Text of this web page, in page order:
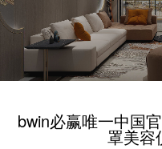
bwin必赢唯一中国
罩美容